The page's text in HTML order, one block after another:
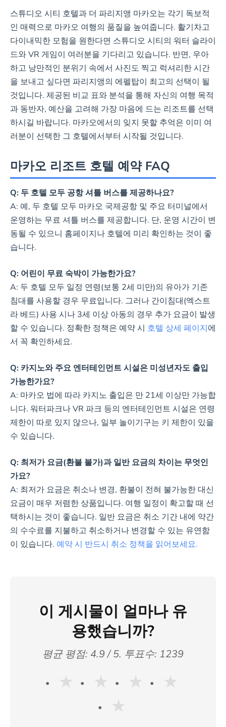
고급 브랜드 쇼핑몰과 다양한 고
급 레스토랑이 잘 구비되어 있으
며, 인근 리조트로의 이동이 편
리합니다.
스튜디오 시티 호텔과 더 파리지앵 마카오는 각기 독보적
인 매력으로 마카오 여행의 품질을 높여줍니다. 활기차고
다이내믹한 모험을 원한다면 스튜디오 시티의 워터 슬라이
드와 VR 게임이 여러분을 기다리고 있습니다. 반면, 우아
하고 낭만적인 분위기 속에서 사진도 찍고 럭셔리한 시간
을 보내고 싶다면 파리지앵의 에펠탑이 최고의 선택이 될
것입니다. 제공된 비교 표와 분석을 통해 자신의 여행 목적
과 동반자, 예산을 고려해 가장 마음에 드는 리조트를 선택
하시길 바랍니다. 마카오에서의 잊지 못할 추억은 이미 여
러분이 선택한 그 호텔에서부터 시작될 것입니다.
마카오 리조트 호텔 예약 FAQ
Q: 두 호텔 모두 공항 셔틀 버스를 제공하나요?
A: 예, 두 호텔 모두 마카오 국제공항 및 주요 터미널에서
운영하는 무료 셔틀 버스를 제공합니다. 단, 운영 시간이 변
동될 수 있으니 홈페이지나 호텔에 미리 확인하는 것이 좋
습니다.
Q: 어린이 무료 숙박이 가능한가요?
A: 두 호텔 모두 일정 연령(보통 2세 미만)의 유아가 기존
침대를 사용할 경우 무료입니다. 그러나 간이침대(엑스트
라 베드) 사용 시나 3세 이상 아동의 경우 추가 요금이 발생
할 수 있습니다. 정확한 정책은 예약 시 호텔 상세 페이지에
서 꼭 확인하세요.
Q: 카지노와 주요 엔터테인먼트 시설은 미성년자도 출입
가능한가요?
A: 마카오 법에 따라 카지노 출입은 만 21세 이상만 가능합
니다. 워터파크나 VR 파크 등의 엔터테인먼트 시설은 연령
제한이 따로 있지 않으나, 일부 놀이기구는 키 제한이 있을
수 있습니다.
Q: 최저가 요금(환불 불가)과 일반 요금의 차이는 무엇인
가요?
A: 최저가 요금은 취소나 변경, 환불이 전혀 불가능한 대신
요금이 매우 저렴한 상품입니다. 여행 일정이 확고할 때 선
택하시는 것이 좋습니다. 일반 요금은 취소 기간 내에 약간
의 수수료를 지불하고 취소하거나 변경할 수 있는 유연함
이 있습니다. 예약 시 반드시 취소 정책을 읽어보세요.
이 게시물이 얼마나 유
용했습니까?
평균 평점: 4.9/ 5. 투표수: 1239
★ ★ ★
★
★